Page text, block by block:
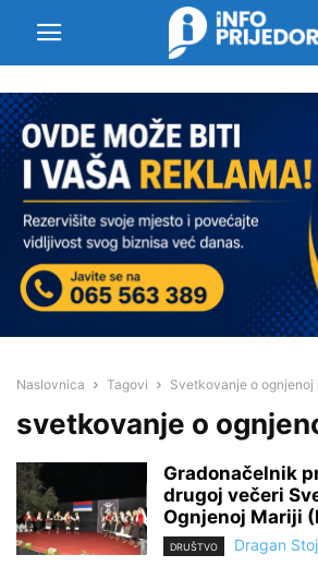
Naslovnica Tagovi Svetkovanje o ognjenoj
svetkovanje o
Gradonačelnik
drugoj večeri
Ognjenoj Mariji
DRUŠTVO Dragan